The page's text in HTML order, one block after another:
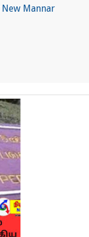
New Mannar